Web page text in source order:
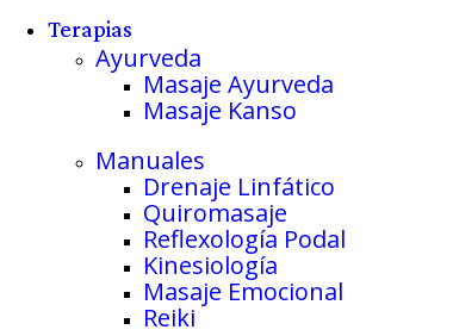
Terapias
Ayurveda
Masaje Ayurveda
Masaje Kanso
Manuales
Drenaje Linfático
Quiromasaje
Reflexología Podal
Kinesiología
Masaje Emocional
Reiki